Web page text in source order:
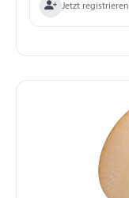
Jetzt registrieren